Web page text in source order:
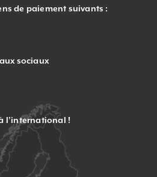
de paiement suivants :
sociaux
l’international !